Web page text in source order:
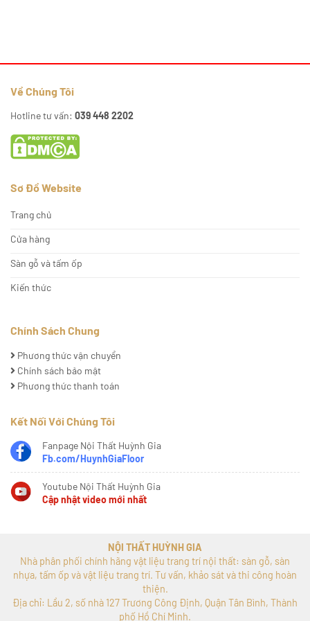
Về Chúng Tôi
Hotline tư vấn: 039 448 2202
Sơ Đồ Website
Trang chủ
Cửa hàng
Sàn gỗ và tấm ốp
Kiến thức
Chính Sách Chung
Phương thức vận chuyển
Chính sách bảo mật
Phương thức thanh toán
Kết Nối Với Chúng Tôi
Fanpage Nội Thất Huỳnh Gia
Fb.com/HuynhGiaFloor
Youtube Nội Thất Huỳnh Gia
Cập nhật video mới nhất
NỘI THẤT HUỲNH GIA
Nhà phân phối chính hãng vật liệu trang trí nội thất: sàn gỗ, sàn
nhựa, tấm ốp và vật liệu trang trí. Tư vấn, khảo sát và thi công hoàn
thiện.
Địa chỉ: Lầu 2, số nhà 127 Trương Công Định, Quận Tân Bình, Thành
phố Hồ Chí Minh.